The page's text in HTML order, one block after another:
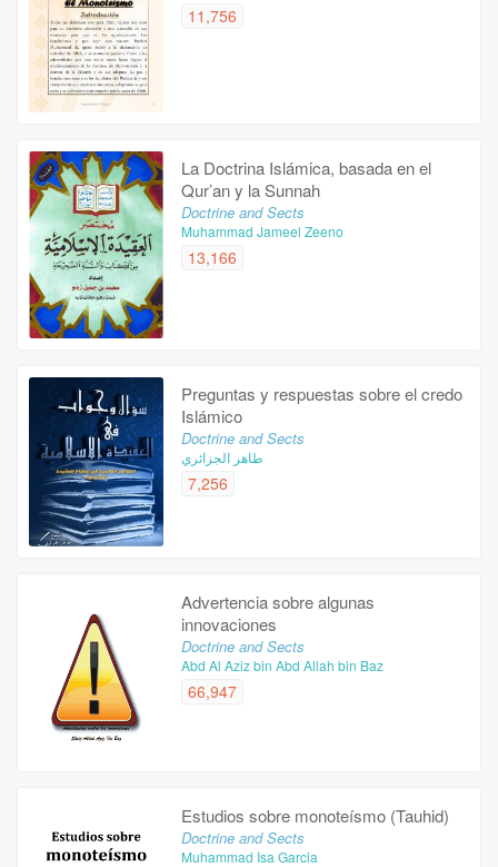
11,756
La Doctrina Islámica, basada en el
Qur’an y la Sunnah
Doctrine and Sects
Muhammad Jameel Zeeno
13,166
Preguntas y respuestas sobre el credo
Islámico
Doctrine and Sects
طاهر الجزائري
7,256
Advertencia sobre algunas
innovaciones
Doctrine and Sects
Abd Al Aziz bin Abd Allah bin Baz
66,947
Estudios sobre monoteísmo (Tauhid)
Doctrine and Sects
Muhammad Isa Garcia